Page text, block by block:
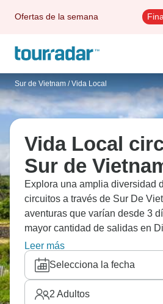
Ofertas de la semana
Sur de Vietnam / Vida Local
Vida Local
Sur de
Explora una amplia diversidad
circuitos a través de Sur De
aventuras que varían desde 3
mayor cantidad de salidas en
también la época más popular
Leer más
Selecciona la fecha
2 Adultos